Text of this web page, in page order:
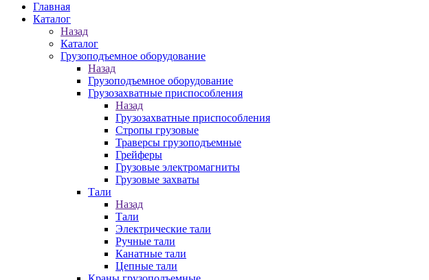
Главная
Каталог
Назад
Каталог
Грузоподъемное оборудование
Назад
Грузоподъемное оборудование
Грузозахватные приспособления
Назад
Грузозахватные приспособления
Стропы грузовые
Траверсы грузоподъемные
Грейферы
Грузовые электромагниты
Грузовые захваты
Тали
Назад
Тали
Электрические тали
Ручные тали
Канатные тали
Цепные тали